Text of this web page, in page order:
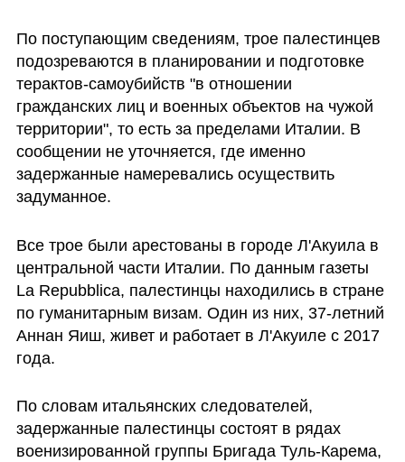
По поступающим сведениям, трое палестинцев
подозреваются в планировании и подготовке
терактов-самоубийств "в отношении
гражданских лиц и военных объектов на чужой
территории", то есть за пределами Италии. В
сообщении не уточняется, где именно
задержанные намеревались осуществить
задуманное.
Все трое были арестованы в городе Л'Акуила в
центральной части Италии. По данным газеты
La Repubblica, палестинцы находились в стране
по гуманитарным визам. Один из них, 37-летний
Аннан Яиш, живет и работает в Л'Акуиле с 2017
года.
По словам итальянских следователей,
задержанные палестинцы состоят в рядах
военизированной группы Бригада Туль-Карема,